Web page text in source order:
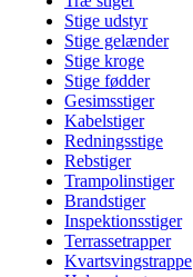
Stige udstyr
Stige gelænder
Stige kroge
Stige fødder
Gesimsstiger
Kabelstiger
Redningsstige
Rebstiger
Trampolinstiger
Brandstiger
Inspektionsstiger
Terrassetrapper
Kvartsvingstrappe